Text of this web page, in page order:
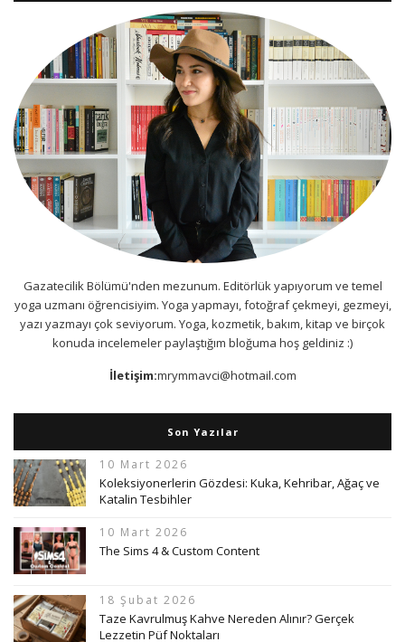
Gazatecilik Bölümü'nden mezunum. Editörlük yapıyorum ve temel
yoga uzmanı öğrencisiyim. Yoga yapmayı, fotoğraf çekmeyi, gezmeyi,
yazı yazmayı çok seviyorum. Yoga, kozmetik, bakım, kitap ve birçok
konuda incelemeler paylaştığım bloğuma hoş geldiniz :)
İletişim:mrymmavci@hotmail.com
Son Yazılar
10 Mart 2026
Koleksiyonerlerin Gözdesi: Kuka, Kehribar, Ağaç ve
Katalin Tesbihler
10 Mart 2026
The Sims 4 & Custom Content
18 Şubat 2026
Taze Kavrulmuş Kahve Nereden Alınır? Gerçek
Lezzetin Püf Noktaları